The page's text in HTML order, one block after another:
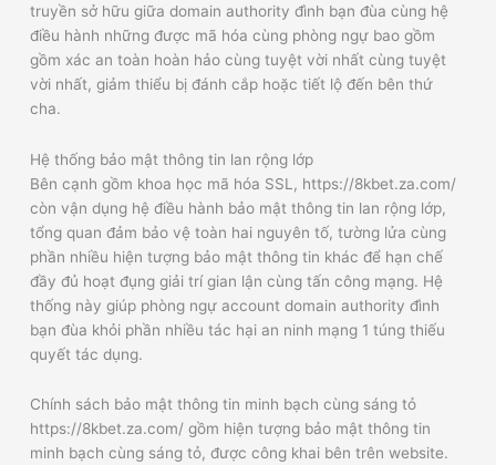
truyền sở hữu giữa domain authority đình bạn đùa cùng hệ
điều hành những được mã hóa cùng phòng ngự bao gồm
gồm xác an toàn hoàn hảo cùng tuyệt vời nhất cùng tuyệt
vời nhất, giảm thiểu bị đánh cắp hoặc tiết lộ đến bên thứ
cha.
Hệ thống bảo mật thông tin lan rộng lớp
Bên cạnh gồm khoa học mã hóa SSL, https://8kbet.za.com/
còn vận dụng hệ điều hành bảo mật thông tin lan rộng lớp,
tổng quan đảm bảo vệ toàn hai nguyên tố, tường lửa cùng
phần nhiều hiện tượng bảo mật thông tin khác để hạn chế
đầy đủ hoạt đụng giải trí gian lận cùng tấn công mạng. Hệ
thống này giúp phòng ngự account domain authority đình
bạn đùa khỏi phần nhiều tác hại an ninh mạng 1 túng thiếu
quyết tác dụng.
Chính sách bảo mật thông tin minh bạch cùng sáng tỏ
https://8kbet.za.com/ gồm hiện tượng bảo mật thông tin
minh bạch cùng sáng tỏ, được công khai bên trên website.